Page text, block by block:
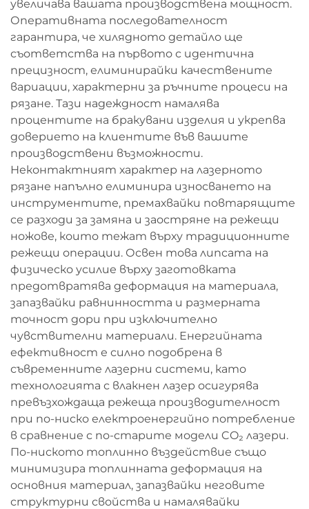
увеличава вашата производствена мощност.
Оперативната последователност
гарантира, че хилядното детайло ще
съответства на първото с идентична
прецизност, елиминирайки качествените
вариации, характерни за ръчните процеси на
рязане. Тази надеждност намалява
процентите на бракувани изделия и укрепва
доверието на клиентите във вашите
производствени възможности.
Неконтактният характер на лазерното
рязане напълно елиминира износването на
инструментите, премахвайки повтарящите
се разходи за замяна и заостряне на режещи
ножове, които тежат върху традиционните
режещи операции. Освен това липсата на
физическо усилие върху заготовката
предотвратява деформация на материала,
запазвайки равнинността и размерната
точност дори при изключително
чувствителни материали. Енергийната
ефективност е силно подобрена в
съвременните лазерни системи, като
технологията с влакнен лазер осигурява
превъзхождаща режеща производителност
при по-ниско електроенергийно потребление
в сравнение с по-старите модели CO₂ лазери.
По-ниското топлинно въздействие също
минимизира топлинната деформация на
основния материал, запазвайки неговите
структурни свойства и намалявайки